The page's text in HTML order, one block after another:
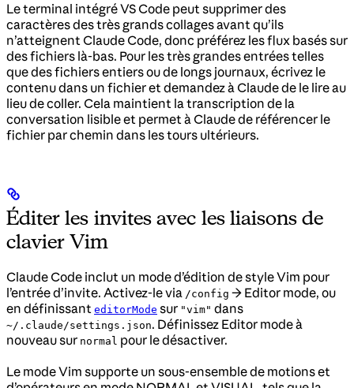
Le terminal intégré VS Code peut supprimer des
caractères des très grands collages avant qu’ils
n’atteignent Claude Code, donc préférez les flux basés sur
des fichiers là-bas. Pour les très grandes entrées telles
que des fichiers entiers ou de longs journaux, écrivez le
contenu dans un fichier et demandez à Claude de le lire au
lieu de coller. Cela maintient la transcription de la
conversation lisible et permet à Claude de référencer le
fichier par chemin dans les tours ultérieurs.
Éditer les invites avec les liaisons de
clavier Vim
Claude Code inclut un mode d’édition de style Vim pour
l’entrée d’invite. Activez-le via /config → Editor mode, ou
en définissant editorMode sur "vim" dans
~/.claude/settings.json. Définissez Editor mode à
nouveau sur normal pour le désactiver.
Le mode Vim supporte un sous-ensemble de motions et